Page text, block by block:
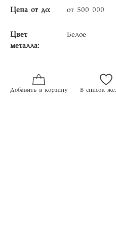
Цена от до: от 500 000
Цвет
металла:
Белое
Добавить в корзину В список